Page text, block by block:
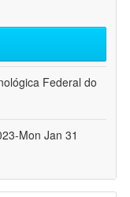
Federal do
Mon Jan 31